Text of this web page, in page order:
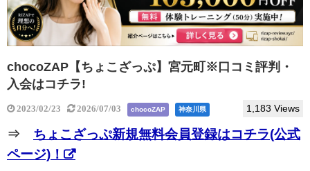
chocoZAP【ちょこざっぷ】宮元町※口コミ評判・
入会はコチラ!
2023/02/23 2026/07/03 chocoZAP 神奈川県 1,183 Views
⇒ ちょこざっぷ新規無料会員登録はコチラ(公式
ページ)！